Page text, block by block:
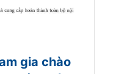
gia chào